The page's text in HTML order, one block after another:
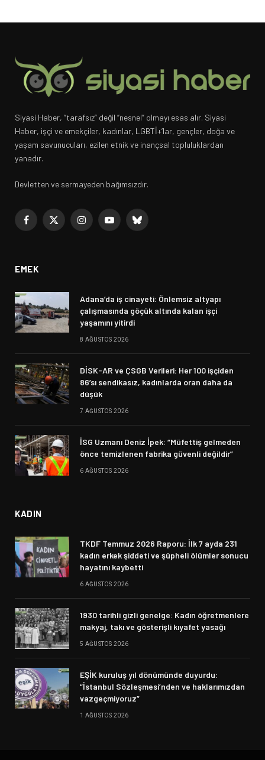
Siyasi Haber, “tarafsız” değil “nesnel” olmayı esas alır. Siyasi
Haber, işçi ve emekçiler, kadınlar, LGBTİ+’lar, gençler, doğa ve
yaşam savunucuları, ezilen etnik ve inançsal topluluklardan
yanadır.
Devletten ve sermayeden bağımsızdır.
Facebook
X
InstagramYouTubeBluesky
EMEK
Adana’da iş cinayeti: Önlemsiz altyapı
çalışmasında göçük altında kalan işçi
yaşamını yitirdi
8 AĞUSTOS 2026
DİSK-AR ve ÇSGB Verileri: Her 100 işçiden
86’sı sendikasız, kadınlarda oran daha da
düşük
7 AĞUSTOS 2026
İSG Uzmanı Deniz İpek: “Müfettiş gelmeden
önce temizlenen fabrika güvenli değildir”
6 AĞUSTOS 2026
KADIN
TKDF Temmuz 2026 Raporu: İlk 7 ayda 231
kadın erkek şiddeti ve şüpheli ölümler sonucu
hayatını kaybetti
6 AĞUSTOS 2026
1930 tarihli gizli genelge: Kadın öğretmenlere
makyaj, takı ve gösterişli kıyafet yasağı
5 AĞUSTOS 2026
EŞİK kuruluş yıl dönümünde duyurdu:
“İstanbul Sözleşmesi’nden ve haklarımızdan
vazgeçmiyoruz”
1 AĞUSTOS 2026